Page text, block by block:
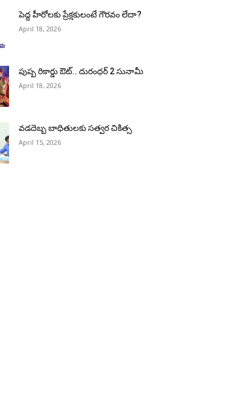
పెద్ద హీరోల‌కు ప్రేక్ష‌కులంటే గౌర‌వం లేదా?
April 18, 2026
పుష్ప రికార్డు ఔట్‌.. దురంధ‌ర్ 2 సునామీ
April 18, 2026
వడదెబ్బ బాధితులకు సత్వర చికిత్స
April 15, 2026